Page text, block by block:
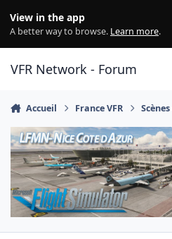
View in the app
A better way to browse. Learn more.
VFR Network - Forum
Accueil France VFR